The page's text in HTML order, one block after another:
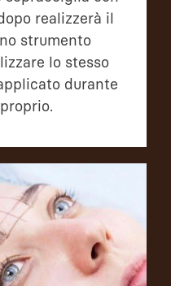
realizzerà il
strumento
lo stesso
durante